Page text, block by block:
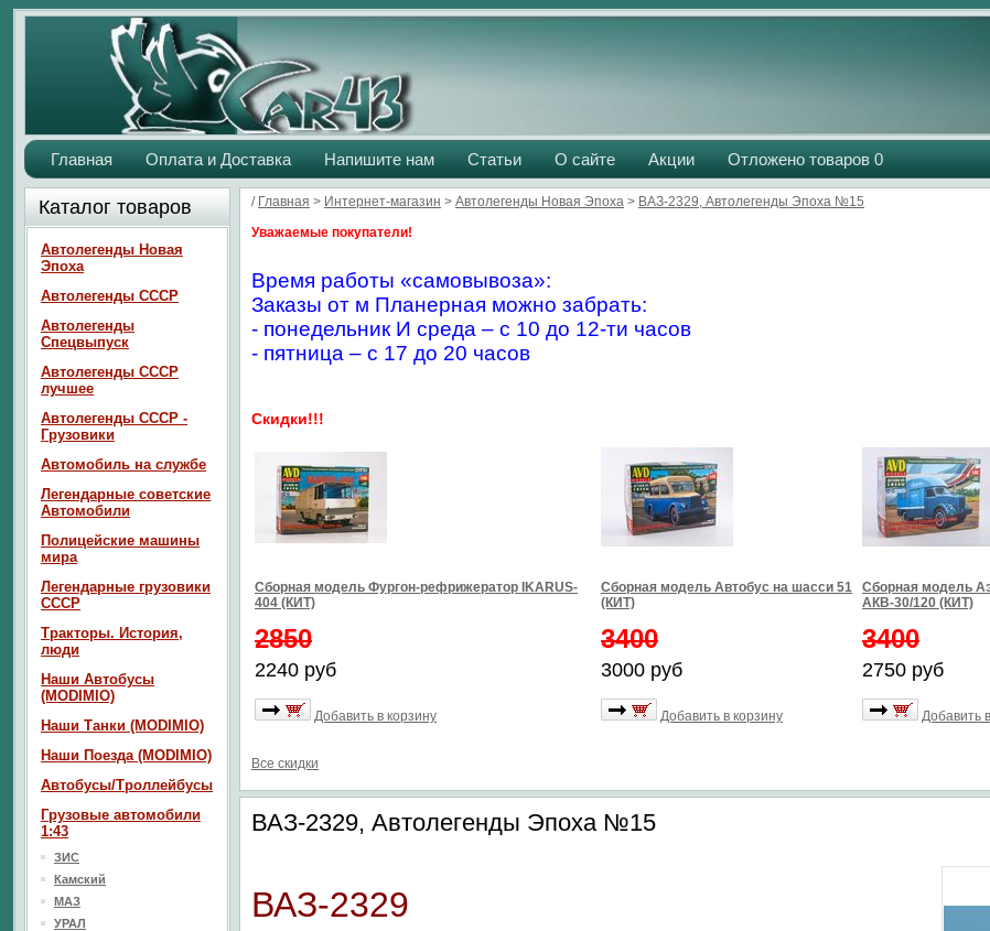
Главная Оплата и Доставка Напишите нам Статьи О сайте Акции Отложено товаров 0
/ Главная > Интернет-магазин > Автолегенды Новая Эпоха > ВАЗ-2329, Автолегенды Эпоха №15
Уважаемые покупатели!
Время работы «самовывоза»:
Заказы от м Планерная можно забрать:
- понедельник И среда – с 10 до 12-ти часов
- пятница – с 17 до 20 часов
Скидки!!!
Сборная модель Фургон-рефрижератор IKARUS-
404 (КИТ)
2850
2240 руб
Добавить в корзину
Сборная модель Автобус на шасси 51
(КИТ)
3400
3000 руб
Добавить в корзину
Сборная модель
АКВ-30/120 (КИТ)
3400
2750 руб
Добавить
Все скидки
ВАЗ-2329, Автолегенды Эпоха №15
ВАЗ-2329
Каталог товаров
Автолегенды Новая
Эпоха
Автолегенды СССР
Автолегенды
Спецвыпуск
Автолегенды СССР
лучшее
Автолегенды СССР -
Грузовики
Автомобиль на службе
Легендарные советские
Автомобили
Полицейские машины
мира
Легендарные грузовики
СССР
Тракторы. История,
люди
Наши Автобусы
(MODIMIO)
Наши Танки (MODIMIO)
Наши Поезда (MODIMIO)
Автобусы/Троллейбусы
Грузовые автомобили
1:43
ЗИС
Камский
МАЗ
УРАЛ